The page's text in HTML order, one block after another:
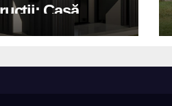
Casă
cu structură